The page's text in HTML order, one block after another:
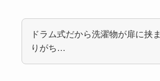
ドラム式だから洗濯物が扉に挟ま
りがち…